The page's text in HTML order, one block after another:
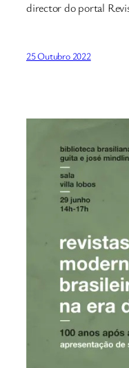
director do portal
25 Outubro 2022